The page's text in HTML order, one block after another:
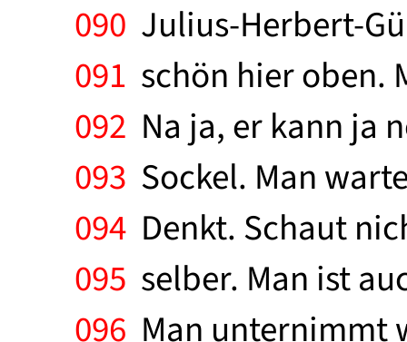
090 Julius-Herbert-
091 schön hier oben.
092 Na ja, er kann ja
093 Sockel. Man
094 Denkt. Schaut
095 selber. Man ist
096 Man unternimmt